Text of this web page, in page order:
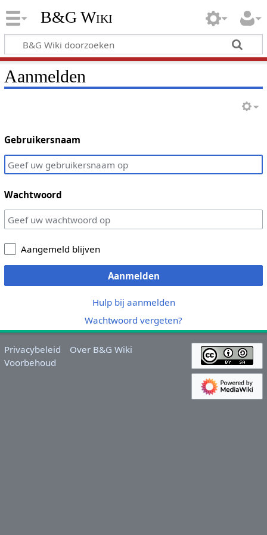
B&G Wiki
Aanmelden
Gebruikersnaam
Wachtwoord
Aangemeld blijven
Aanmelden
Hulp bij aanmelden
Wachtwoord vergeten?
Privacybeleid
Over B&G Wiki
Voorbehoud